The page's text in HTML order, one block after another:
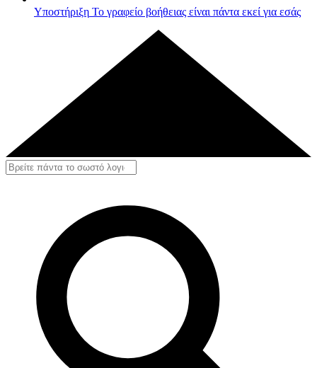
Υποστήριξη Το γραφείο βοήθειας είναι πάντα εκεί για εσάς